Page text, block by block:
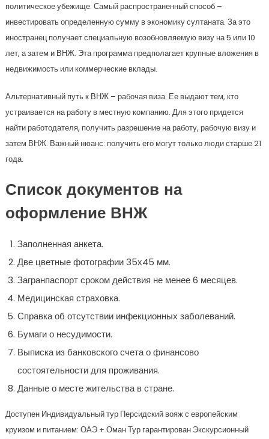
политическое убежище. Самый распространенный способ –
инвестировать определенную сумму в экономику султаната. За это
иностранец получает специальную возобновляемую визу на 5 или 10
лет, а затем и ВНЖ. Эта программа предполагает крупные вложения в
недвижимость или коммерческие вклады.
Альтернативный путь к ВНЖ – рабочая виза. Ее выдают тем, кто
устраивается на работу в местную компанию. Для этого придется
найти работодателя, получить разрешение на работу, рабочую визу и
затем ВНЖ. Важный нюанс: получить его могут только люди старше 21
года.
Список документов на
оформление ВНЖ
Заполненная анкета.
Две цветные фотографии 35х45 мм.
Загранпаспорт сроком действия не менее 6 месяцев.
Медицинская страховка.
Справка об отсутствии инфекционных заболеваний.
Бумаги о несудимости.
Выписка из банковского счета о финансово
состоятельности для проживания.
Данные о месте жительства в стране.
Доступен Индивидуальный тур Персидский вояж с европейским
круизом и питанием: ОАЭ + Оман Тур гарантирован Экскурсионный